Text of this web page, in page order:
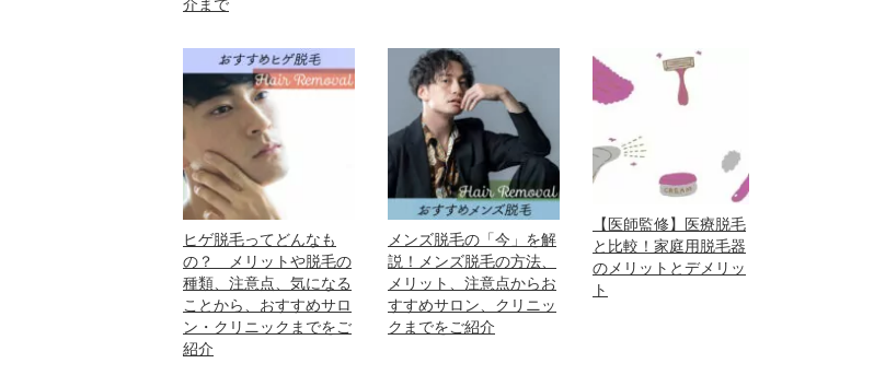
介まで
ヒゲ脱毛ってどんなも
の？ メリットや脱毛の
種類、注意点、気になる
ことから、おすすめサロ
ン・クリニックまでをご
紹介
メンズ脱毛の「今」を解
説！メンズ脱毛の方法、
メリット、注意点からお
すすめサロン、クリニッ
クまでをご紹介
【医師監修】医療脱毛
と比較！家庭用脱毛器
のメリットとデメリッ
ト